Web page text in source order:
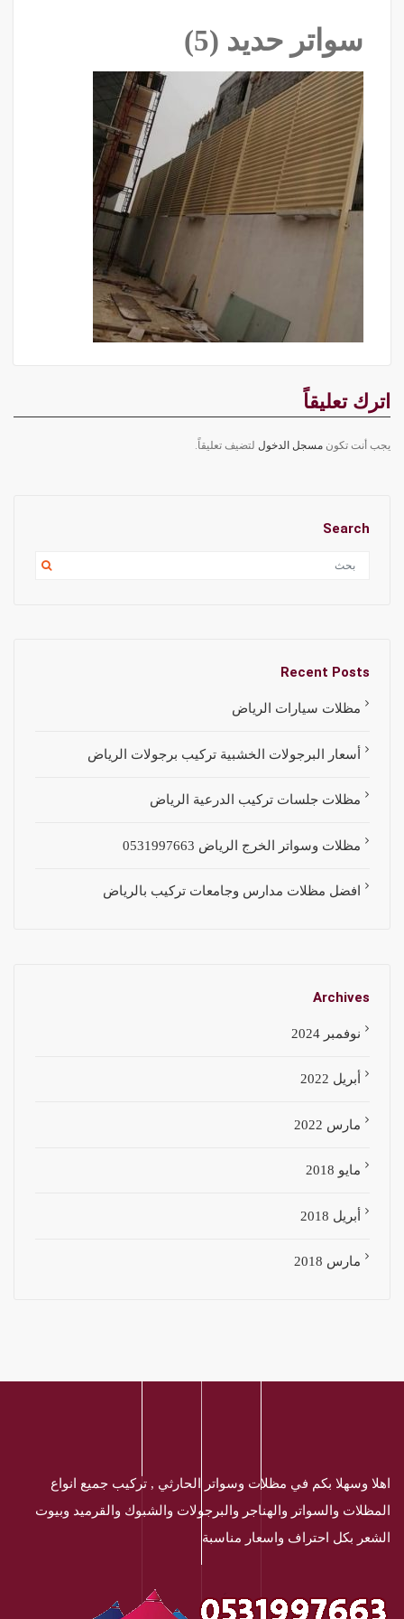
سواتر حديد (5)
اترك تعليقاً
يجب أنت تكون مسجل الدخول لتضيف تعليقاً.
Search
Recent Posts
مظلات سيارات الرياض
أسعار البرجولات الخشبية تركيب برجولات الرياض
مظلات جلسات تركيب الدرعية الرياض
مظلات وسواتر الخرج الرياض 0531997663
افضل مظلات مدارس وجامعات تركيب بالرياض
Archives
نوفمبر 2024
أبريل 2022
مارس 2022
مايو 2018
أبريل 2018
مارس 2018
اهلا وسهلا بكم في مظلات وسواتر الحارثي , تركيب جميع انواع
المظلات والسواتر والهناجر والبرجولات والشبوك والقرميد وبيوت
الشعر بكل احتراف واسعار مناسبة